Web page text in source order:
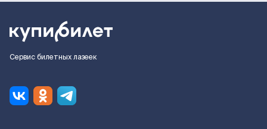
Сервис билетных лазеек